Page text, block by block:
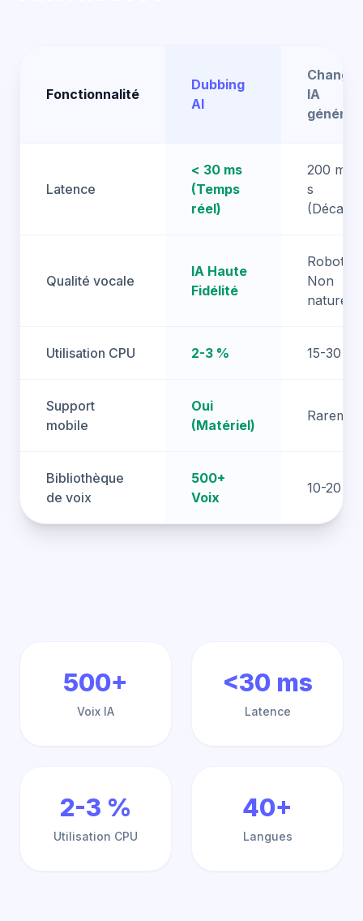
Fonctionnalité
Dubbing
AI
IA
Latence
< 30 ms
(Temps
réel)
200 ms
s
Qualité vocale
IA Haute
Fidélité
Non
naturel
Utilisation CPU 2-3 % 15-30 %
Support
mobile
Oui
(Matériel)
Bibliothèque
de voix
500+
Voix
10-20
500+
Voix IA
<30 ms
Latence
2-3 %
Utilisation CPU
40+
Langues